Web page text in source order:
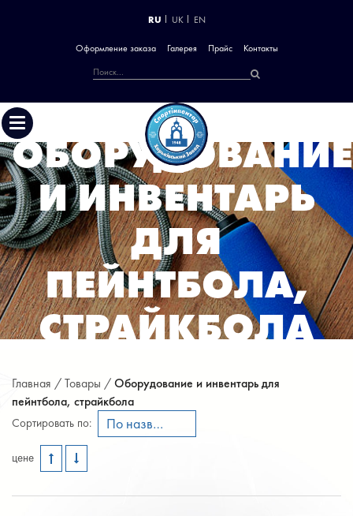
RU UK EN
Оформление заказа Галерея Прайс Контакты
ОБОРУДОВАНИЕ
И ИНВЕНТАРЬ
ДЛЯ
ПЕЙНТБОЛА,
СТРАЙКБОЛА
Главная /Товары /Оборудование и инвентарь для
пейнтбола, страйкбола
Сортировать по: По названию А-Я
цене